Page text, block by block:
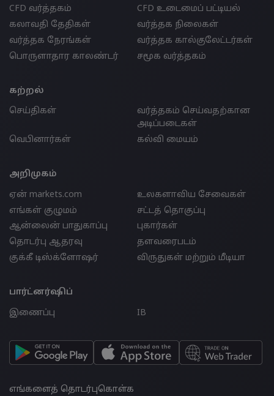
CFD வர்த்தகம்
CFD உடைமைப் பட்டியல்
கலாவதி தேதிகள்
வர்த்தக நிலைகள்
வர்த்தக நேரங்கள்
வர்த்தக கால்குலேட்டர்கள்
பொருளாதார காலண்டர்
சமூக வர்த்தகம்
கற்றல்
செய்திகள்
வர்த்தகம் செய்வதற்கான
அடிப்படைகள்
வெபினார்கள்
கல்வி மையம்
அறிமுகம்
ஏன் markets.com
உலகளாவிய சேவைகள்
எங்கள் குழுமம்
சட்டத் தொகுப்பு
ஆன்லைன் பாதுகாப்பு
புகார்கள்
தொடர்பு ஆதரவு
தளவரைபடம்
குக்கீ டிஸ்க்ளோஷர்
விருதுகள் மற்றும் மீடியா
பார்ட்னர்ஷிப்
இணைப்பு
IB
எங்களைத் தொடர்புகொள்க